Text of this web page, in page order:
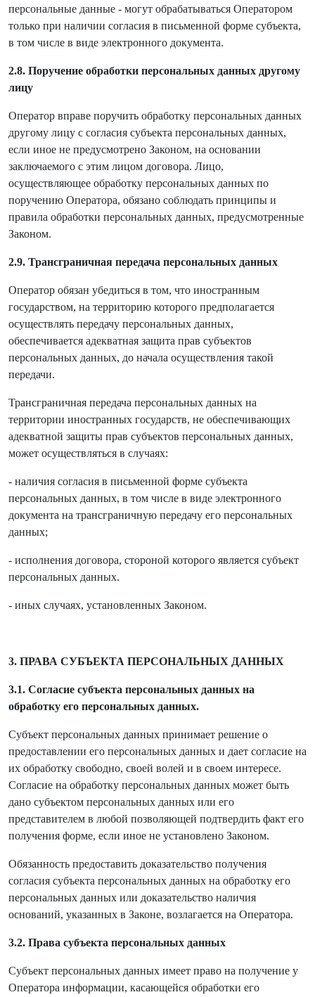
персональные данные - могут обрабатываться Оператором
только при наличии согласия в письменной форме субъекта,
в том числе в виде электронного документа.
2.8. Поручение обработки персональных данных другому
лицу
Оператор вправе поручить обработку персональных данных
другому лицу с согласия субъекта персональных данных,
если иное не предусмотрено Законом, на основании
заключаемого с этим лицом договора. Лицо,
осуществляющее обработку персональных данных по
поручению Оператора, обязано соблюдать принципы и
правила обработки персональных данных, предусмотренные
Законом.
2.9. Трансграничная передача персональных данных
Оператор обязан убедиться в том, что иностранным
государством, на территорию которого предполагается
осуществлять передачу персональных данных,
обеспечивается адекватная защита прав субъектов
персональных данных, до начала осуществления такой
передачи.
Трансграничная передача персональных данных на
территории иностранных государств, не обеспечивающих
адекватной защиты прав субъектов персональных данных,
может осуществляться в случаях:
- наличия согласия в письменной форме субъекта
персональных данных, в том числе в виде электронного
документа на трансграничную передачу его персональных
данных;
- исполнения договора, стороной которого является субъект
персональных данных.
- иных случаях, установленных Законом.
3. ПРАВА СУБЪЕКТА ПЕРСОНАЛЬНЫХ ДАННЫХ
3.1. Согласие субъекта персональных данных на
обработку его персональных данных.
Субъект персональных данных принимает решение о
предоставлении его персональных данных и дает согласие на
их обработку свободно, своей волей и в своем интересе.
Согласие на обработку персональных данных может быть
дано субъектом персональных данных или его
представителем в любой позволяющей подтвердить факт его
получения форме, если иное не установлено Законом.
Обязанность предоставить доказательство получения
согласия субъекта персональных данных на обработку его
персональных данных или доказательство наличия
оснований, указанных в Законе, возлагается на Оператора.
3.2. Права субъекта персональных данных
Субъект персональных данных имеет право на получение у
Оператора информации, касающейся обработки его